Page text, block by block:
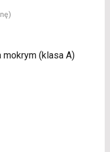
(klasa A)